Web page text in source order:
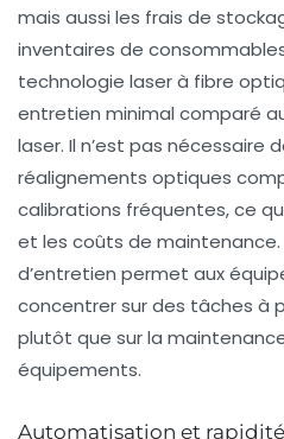
mais aussi les frais de
inventaires de
technologie laser à fibre
entretien minimal comparé
laser. Il n’est pas nécessaire
réalignements optiques
calibrations fréquentes, ce
et les coûts de
d’entretien permet aux
concentrer sur des tâches à
plutôt que sur la
équipements.
Automatisation et